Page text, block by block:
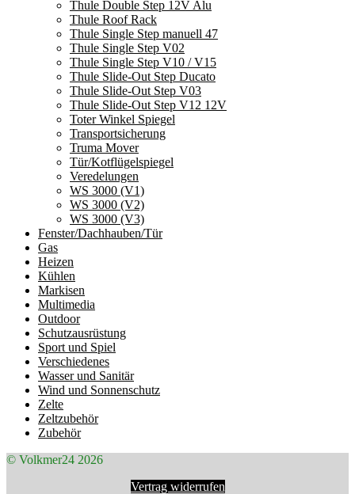
Thule Double Step 12V Alu
Thule Roof Rack
Thule Single Step manuell 47
Thule Single Step V02
Thule Single Step V10 / V15
Thule Slide-Out Step Ducato
Thule Slide-Out Step V03
Thule Slide-Out Step V12 12V
Toter Winkel Spiegel
Transportsicherung
Truma Mover
Tür/Kotflügelspiegel
Veredelungen
WS 3000 (V1)
WS 3000 (V2)
WS 3000 (V3)
Fenster/Dachhauben/Tür
Gas
Heizen
Kühlen
Markisen
Multimedia
Outdoor
Schutzausrüstung
Sport und Spiel
Verschiedenes
Wasser und Sanitär
Wind und Sonnenschutz
Zelte
Zeltzubehör
Zubehör
© Volkmer24 2026
Vertrag widerrufen